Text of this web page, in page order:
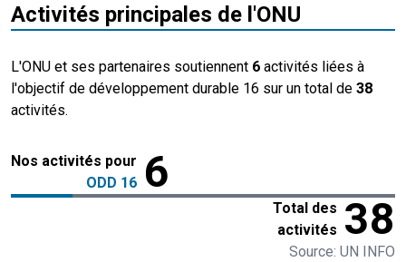
Activités principales de l'ONU
L'ONU et ses partenaires soutiennent 6 activités liées à
l'objectif de développement durable 16 sur un total de 38
activités.
Nos activités pour
ODD 16 6
Total des
activités 38
Source: UN INFO